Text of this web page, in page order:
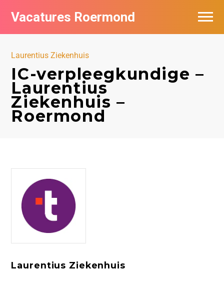
Vacatures Roermond
Laurentius Ziekenhuis
IC-verpleegkundige –
Laurentius
Ziekenhuis –
Roermond
Laurentius Ziekenhuis
Vacatures per bedrijf in Roermond
Nieuwsbrief feed